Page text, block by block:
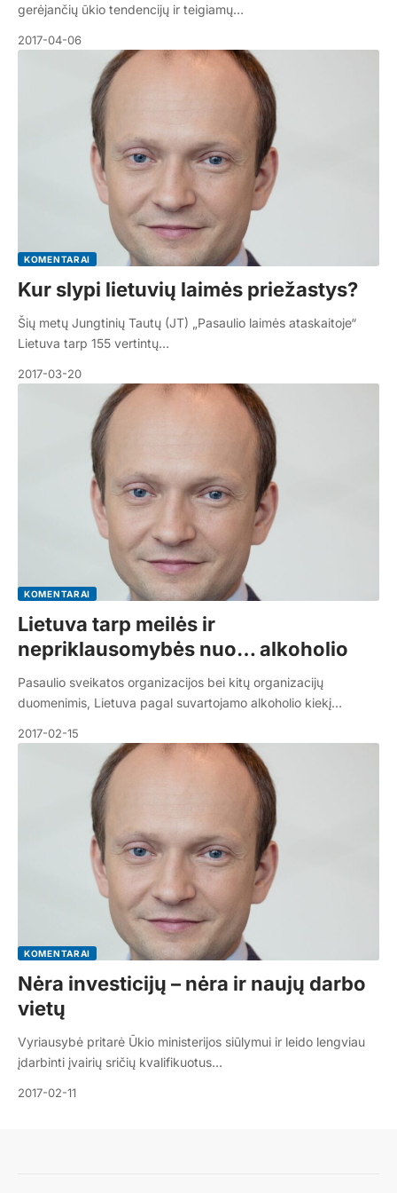
gerėjančių ūkio tendencijų ir teigiamų…
2017-04-06
KOMENTARAI
Kur slypi lietuvių laimės priežastys?
Šių metų Jungtinių Tautų (JT) „Pasaulio laimės ataskaitoje“
Lietuva tarp 155 vertintų…
2017-03-20
KOMENTARAI
Lietuva tarp meilės ir
nepriklausomybės nuo… alkoholio
Pasaulio sveikatos organizacijos bei kitų organizacijų
duomenimis, Lietuva pagal suvartojamo alkoholio kiekį…
2017-02-15
KOMENTARAI
Nėra investicijų – nėra ir naujų darbo
vietų
Vyriausybė pritarė Ūkio ministerijos siūlymui ir leido lengviau
įdarbinti įvairių sričių kvalifikuotus…
2017-02-11